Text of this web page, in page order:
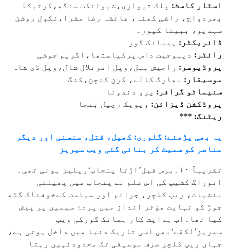
اسٹار کاسٹ: پلک تیواری،شیوانکت سنگھ،کرتیکا
بھردواج، راشی کھنہ، عائشہ رضا مشرا،نکول روشن
سہدیو، ببیتا کپور۔
ڈائریکٹر: ہیمانک گور
رائٹر: دیبوجیت داس پرکیاستھا،اگریم جوشی
پروڈیوسر: راجیش بہل،وپل امرتلال شال،وپل ڈی شاہ
موسیقار: بھارگ کالے، کرن کنچن،کنگ
سنیماٹو گرافر: پرو دندونا
پروڈکشن ڈیزائن: ویویک رچیل بنجا
ریٹنگ: ***
یہ بھی پڑھئے: گلوری: کھیل، قتل، سنسنی اور دیگر
عناصر کو سمیٹ کر بنائی گئی ویب سیریز
تقریباً ۱۰؍برس قبل’اڑتا پنجاب‘ریلیز ہوئی تھی۔
انوراگ کشیپ کی اس فلم نے پنجاب میں پھیلتی
منشیات، ریپ کلچر، جرائم اور سیاست کےخوفناک گٹھ
جوڑ کو نہایت مؤثر انداز میں پردۂ سیمیں پر پیش
کیا تھا۔اب ہدایت کار ہمانک گورکی ویب
سیریز’لکھّے‘بھی اسی تاریک دنیا میں داخل ہوتی ہے،
جہاں ریپ کلچر صرف موسیقی تک محدودنہیں رہتا